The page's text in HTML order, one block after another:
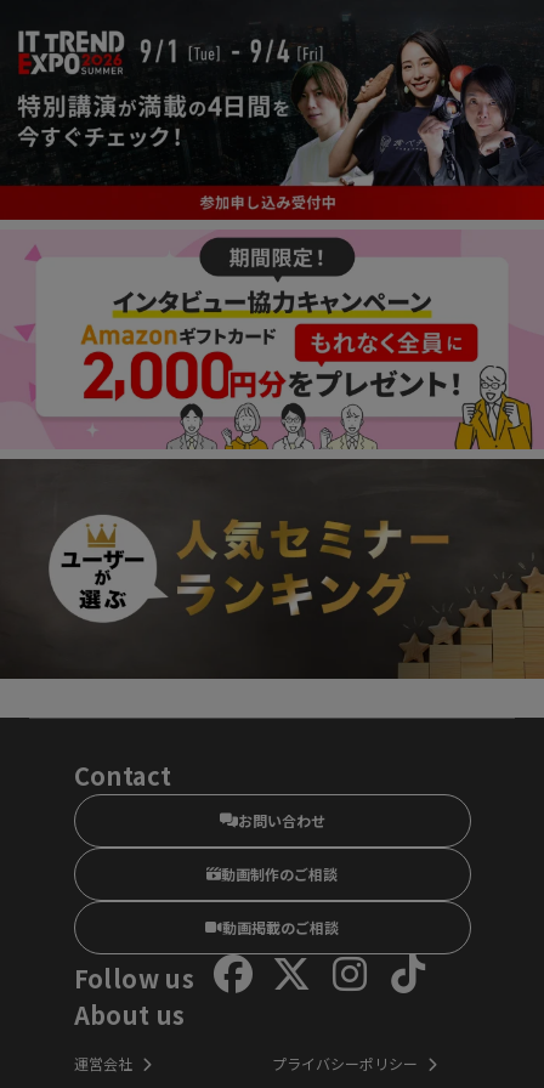
Contact
お問い合わせ
動画制作のご相談
動画掲載のご相談
Follow us
About us
運営会社
プライバシーポリシー